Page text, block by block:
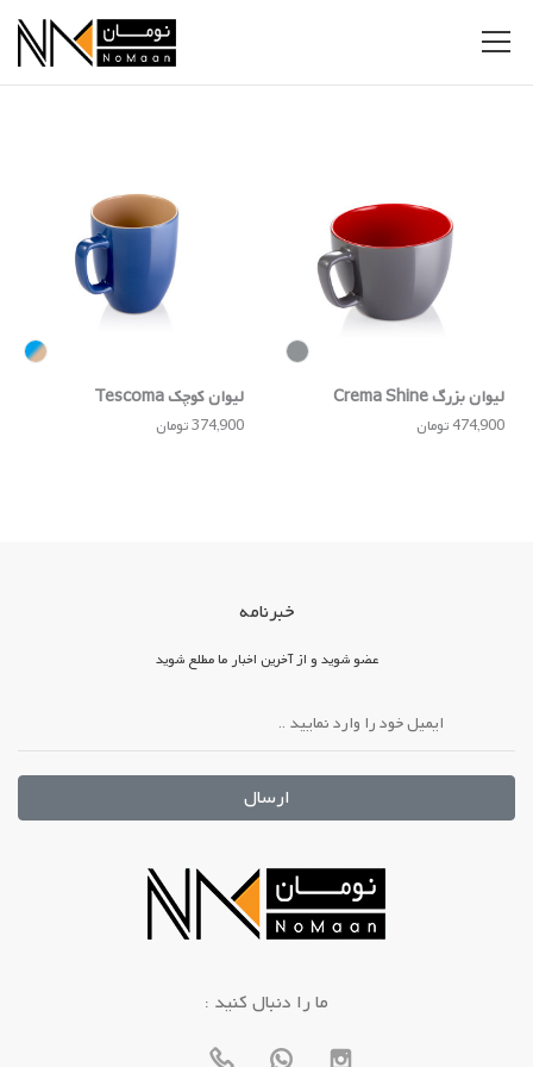
لیوان بزرگ Crema Shine
474,900 تومان
لیوان کوچک Tescoma
374,900 تومان
خبرنامه
عضو شوید و از آخرین اخبار ما مطلع شوید
ارسال
: ما را دنبال کنید